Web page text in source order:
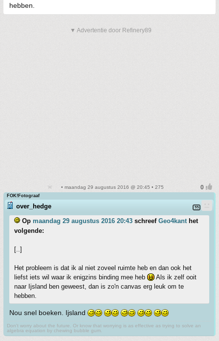
hebben.
▼ Advertentie door Refinery89
• maandag 29 augustus 2016 @ 20:45 • 275
FOK!Fotograaf
over_hedge
Op maandag 29 augustus 2016 20:43 schreef Geo4kanthet
volgende:
[..]
Het probleem is dat ik al niet zoveel ruimte heb en dan ook het
liefst iets wil waar ik enigzins binding mee heb
Als ik zelf ooit
naar Ijsland ben geweest, dan is zo'n canvas erg leuk om te
hebben.
Nou snel boeken. Ijsland
Don't worry about the future. Or know that worrying is as effective as trying to solve an
algebra equation by chewing bubble gum.